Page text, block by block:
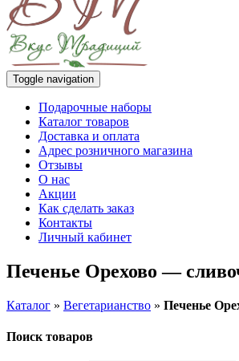
Toggle navigation
Подарочные наборы
Каталог товаров
Доставка и оплата
Адрес розничного магазина
Отзывы
О нас
Акции
Как сделать заказ
Контакты
Личный кабинет
Печенье Орехово —
Каталог » Вегетарианство » Печенье
Поиск товаров